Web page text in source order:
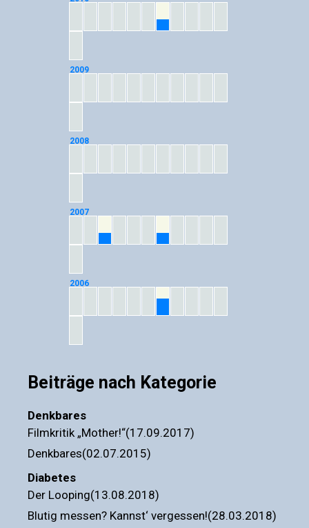
2009
2008
2007
2006
Beiträge nach Kategorie
Denkbares
Filmkritik „Mother!“(17.09.2017)
Denkbares(02.07.2015)
Diabetes
Der Looping(13.08.2018)
Blutig messen? Kannst‘ vergessen!(28.03.2018)